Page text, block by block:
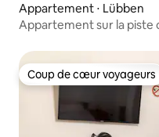
Appartement ⋅ Lübben
Appartement sur la piste
Coup de cœur voyageurs
Coup de cœur voyageurs